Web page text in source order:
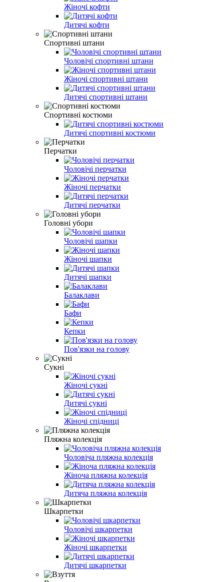
Жіночі кофти
Дитячі кофти
Спортивні штани
Чоловічі спортивні штани
Жіночі спортивні штани
Дитячі спортивні штани
Спортивні костюми
Дитячі спортивні костюми
Перчатки
Чоловічі перчатки
Жіночі перчатки
Дитячі перчатки
Головні убори
Чоловічі шапки
Жіночі шапки
Дитячі шапки
Балаклави
Бафи
Кепки
Пов'язки на голову
Сукні
Жіночі сукні
Дитячі сукні
Жіночі спідниці
Пляжна колекція
Чоловіча пляжна колекція
Жіноча пляжна колекція
Дитяча пляжна колекція
Шкарпетки
Чоловічі шкарпетки
Жіночі шкарпетки
Дитячі шкарпетки